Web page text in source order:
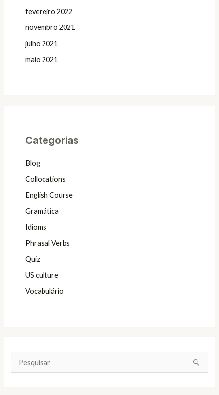
fevereiro 2022
novembro 2021
julho 2021
maio 2021
Categorias
Blog
Collocations
English Course
Gramática
Idioms
Phrasal Verbs
Quiz
US culture
Vocabulário